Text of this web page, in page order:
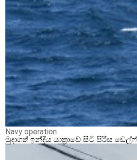
Navy operation
මුදාගත් ඉන්දීය යාත්‍රාවේ සිටි පිරිස